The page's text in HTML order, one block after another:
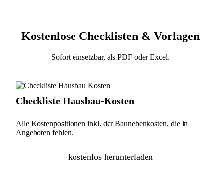
Kostenlose Checklisten & Vorlagen
Sofort einsetzbar, als PDF oder Excel.
Checkliste Hausbau-Kosten
Alle Kostenpositionen inkl. der Baunebenkosten, die in
Angeboten fehlen.
kostenlos herunterladen